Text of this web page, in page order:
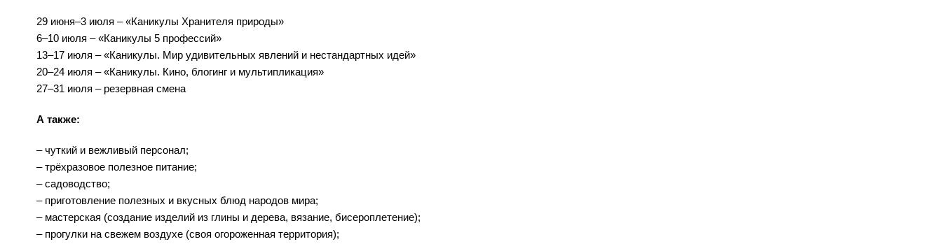
29 июня–3 июля – «Каникулы Хранителя природы»
6–10 июля – «Каникулы 5 профессий»
13–17 июля – «Каникулы. Мир удивительных явлений и нестандартных идей»
20–24 июля – «Каникулы. Кино, блогинг и мультипликация»
27–31 июля – резервная смена
А также:
– чуткий и вежливый персонал;
– трёхразовое полезное питание;
– садоводство;
– приготовление полезных и вкусных блюд народов мира;
– мастерская (создание изделий из глины и дерева, вязание, бисероплетение);
– прогулки на свежем воздухе (своя огороженная территория);